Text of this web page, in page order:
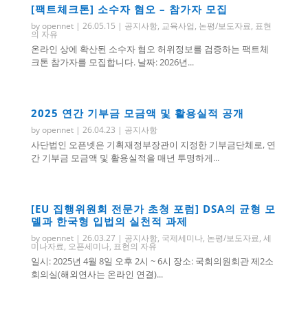
[팩트체크톤] 소수자 혐오 – 참가자 모집
byopennet| 26.05.15 | 공지사항, 교육사업, 논평/보도자료, 표현
의 자유
온라인 상에 확산된 소수자 혐오 허위정보를 검증하는 팩트체
크톤 참가자를 모집합니다. 날짜: 2026년...
2025 연간 기부금 모금액 및 활용실적 공개
byopennet| 26.04.23 | 공지사항
사단법인 오픈넷은 기획재정부장관이 지정한 기부금단체로, 연
간 기부금 모금액 및 활용실적을 매년 투명하게...
[EU 집행위원회 전문가 초청 포럼] DSA의 균형 모
델과 한국형 입법의 실천적 과제
byopennet| 26.03.27| 공지사항, 국제세미나, 논평/보도자료, 세
미나자료, 오픈세미나, 표현의 자유
일시: 2025년 4월 8일 오후 2시 ~ 6시 장소: 국회의원회관 제2소
회의실(해외연사는 온라인 연결)...